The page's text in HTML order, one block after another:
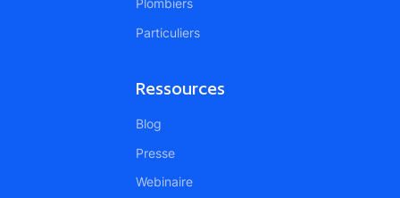
Plombiers
Particuliers
Ressources
Blog
Presse
Webinaire